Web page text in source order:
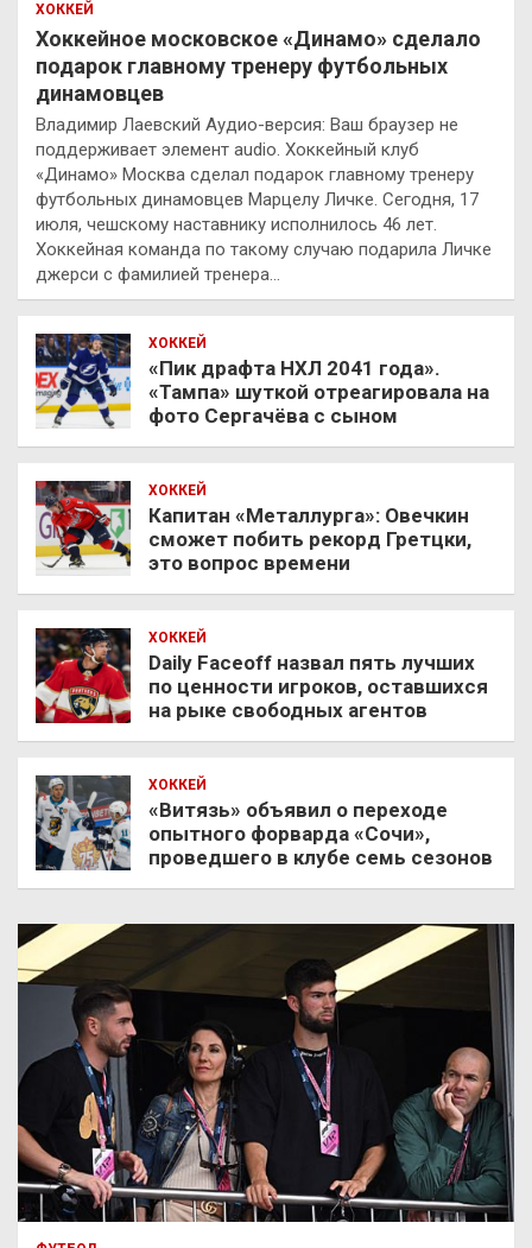
ХОККЕЙ
Хоккейное московское «Динамо» сделало
подарок главному тренеру футбольных
динамовцев
Владимир Лаевский Аудио-версия: Ваш браузер не
поддерживает элемент audio. Хоккейный клуб
«Динамо» Москва сделал подарок главному тренеру
футбольных динамовцев Марцелу Личке. Сегодня, 17
июля, чешскому наставнику исполнилось 46 лет.
Хоккейная команда по такому случаю подарила Личке
джерси с фамилией тренера…
ХОККЕЙ
«Пик драфта НХЛ 2041 года».
«Тампа» шуткой отреагировала на
фото Сергачёва с сыном
ХОККЕЙ
Капитан «Металлурга»: Овечкин
сможет побить рекорд Гретцки,
это вопрос времени
ХОККЕЙ
Daily Faceoff назвал пять лучших
по ценности игроков, оставшихся
на рыке свободных агентов
ХОККЕЙ
«Витязь» объявил о переходе
опытного форварда «Сочи»,
проведшего в клубе семь сезонов